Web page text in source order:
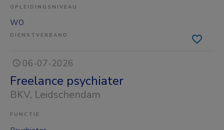
OPLEIDINGSNIVEAU
WO
DIENSTVERBAND
06-07-2026
Freelance psychiater
BKV, Leidschendam
FUNCTIE